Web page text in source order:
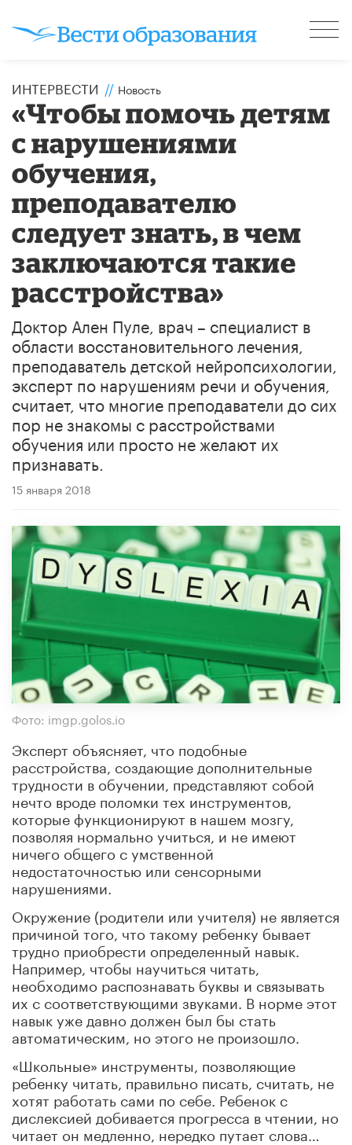
ИНТЕРВЕСТИ // Новость
«Чтобы помочь детям
с нарушениями
обучения,
преподавателю
следует знать, в чем
заключаются такие
расстройства»
Доктор Ален Пуле, врач – специалист в
области восстановительного лечения,
преподаватель детской нейропсихологии,
эксперт по нарушениям речи и обучения,
считает, что многие преподаватели до сих
пор не знакомы с расстройствами
обучения или просто не желают их
признавать.
15 января 2018
Фото: imgp.golos.io
Эксперт объясняет, что подобные
расстройства, создающие дополнительные
трудности в обучении, представляют собой
нечто вроде поломки тех инструментов,
которые функционируют в нашем мозгу,
позволяя нормально учиться, и не имеют
ничего общего с умственной
недостаточностью или сенсорными
нарушениями.
Окружение (родители или учителя) не является
причиной того, что такому ребенку бывает
трудно приобрести определенный навык.
Например, чтобы научиться читать,
необходимо распознавать буквы и связывать
их с соответствующими звуками. В норме этот
навык уже давно должен был бы стать
автоматическим, но этого не произошло.
«Школьные» инструменты, позволяющие
ребенку читать, правильно писать, считать, не
хотят работать сами по себе. Ребенок с
дислексией добивается прогресса в чтении, но
читает он медленно, нередко путает слова…